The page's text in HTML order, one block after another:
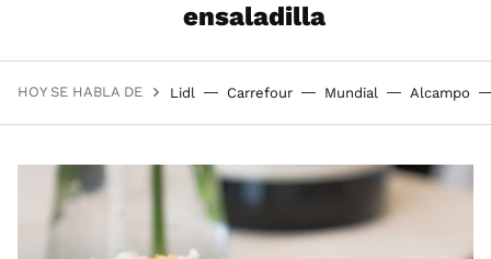
ensaladilla
HOY SE HABLA DE Lidl Carrefour Mundial Alcampo